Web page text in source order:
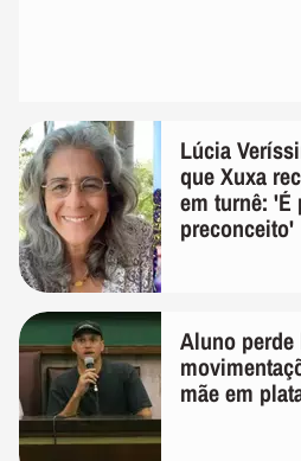
Lúcia
que Xuxa
em turnê: 'É
preconceito'
Aluno
mãe em